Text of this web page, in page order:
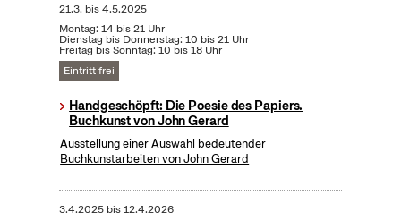
21.3. bis4.5.2025
Montag: 14 bis 21 Uhr
Dienstag bis Donnerstag: 10 bis 21 Uhr
Freitag bis Sonntag: 10 bis 18 Uhr
Eintritt frei
Handgeschöpft: Die Poesie des Papiers.
Buchkunst von John Gerard
Ausstellung einer Auswahl bedeutender
Buchkunstarbeiten von John Gerard
3.4.2025bis12.4.2026